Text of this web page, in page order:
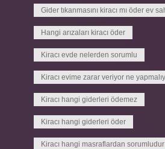
Gider tıkanmasını kiracı mı öder ev
Hangi arızaları kiracı öder
Kiracı evde nelerden sorumlu
Kiracı evime zarar veriyor ne
Kiracı hangi giderleri ödemez
Kiracı hangi giderleri öder
Kiracı hangi masraflardan sorumludur